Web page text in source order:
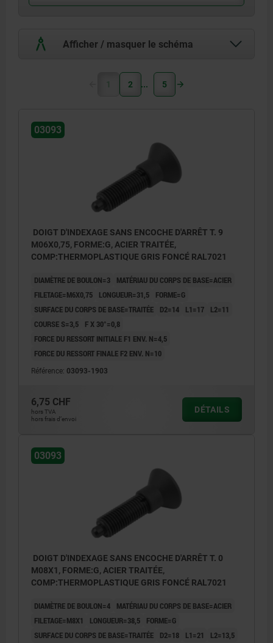
Bouton de manoeuvre en
thermoplastique.
Afficher / masquer le schéma
Forme G : sans contre-écrou
1 2 5
03093
DOIGT D'INDEXAGE SANS ENCOCHE D'ARRÊT T. 9
M06X0,75, FORME:G, ACIER TRAITÉE,
COMP:THERMOPLASTIQUE GRIS FONCÉ RAL7021
DIAMÈTRE DE BOULON=3
MATÉRIAU DU CORPS DE BASE=ACIER
FILETAGE=M6X0,75
LONGUEUR=31,5
FORME=G
SURFACE DU CORPS DE BASE=TRAITÉE
D2=14 L1=17
L2=11
COURSE S=3,5
F X 30°=0,8
FORCE DU RESSORT INITIALE F1 ENV. N=4,5
FORCE DU RESSORT FINALE F2 ENV. N=10
Référence: 03093-1903
6,75 CHF
hors TVA
hors frais d’envoi
DÉTAILS
03093
DOIGT D'INDEXAGE SANS ENCOCHE D'ARRÊT T. 0
M08X1, FORME:G, ACIER TRAITÉE,
COMP:THERMOPLASTIQUE GRIS FONCÉ RAL7021
DIAMÈTRE DE BOULON=4
MATÉRIAU DU CORPS DE BASE=ACIER
FILETAGE=M8X1
LONGUEUR=38,5
FORME=G
SURFACE DU CORPS DE BASE=TRAITÉE
D2=18 L1=21
L2=13,5